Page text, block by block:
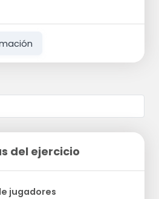
del ejercicio
jugadores